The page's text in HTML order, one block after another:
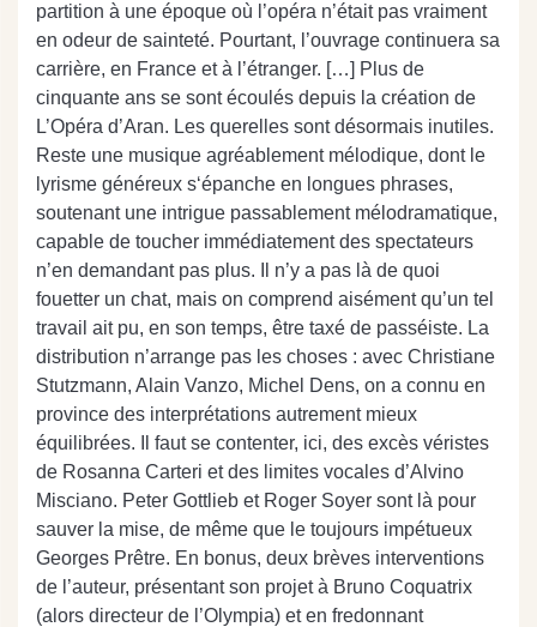
partition à une époque où l’opéra n’était pas vraiment
en odeur de sainteté. Pourtant, l’ouvrage continuera sa
carrière, en France et à l’étranger. […] Plus de
cinquante ans se sont écoulés depuis la création de
L’Opéra d’Aran. Les querelles sont désormais inutiles.
Reste une musique agréablement mélodique, dont le
lyrisme généreux s‘épanche en longues phrases,
soutenant une intrigue passablement mélodramatique,
capable de toucher immédiatement des spectateurs
n’en demandant pas plus. Il n’y a pas là de quoi
fouetter un chat, mais on comprend aisément qu’un tel
travail ait pu, en son temps, être taxé de passéiste. La
distribution n’arrange pas les choses : avec Christiane
Stutzmann, Alain Vanzo, Michel Dens, on a connu en
province des interprétations autrement mieux
équilibrées. Il faut se contenter, ici, des excès véristes
de Rosanna Carteri et des limites vocales d’Alvino
Misciano. Peter Gottlieb et Roger Soyer sont là pour
sauver la mise, de même que le toujours impétueux
Georges Prêtre. En bonus, deux brèves interventions
de l’auteur, présentant son projet à Bruno Coquatrix
(alors directeur de l’Olympia) et en fredonnant